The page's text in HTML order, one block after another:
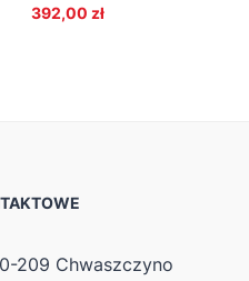
392,00 zł
209 Chwaszczyno